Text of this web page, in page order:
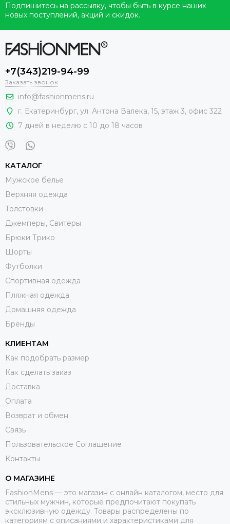
Подпишитесь на рассылку, чтобы быть в курсе наших
новых поступлений, акций и скидок.
+7(343)219-94-99
Заказать звонок
info@fashionmens.ru
г. Екатеринбург, ул. Антона Валека, 15, этаж 3, офис 322
7 дней в неделю с 10 до 18 часов
КАТАЛОГ
Мужское белье
Верхняя одежда
Толстовки
Джемперы, Свитеры
Брюки Трико
Шорты
Футболки
Спортивная одежда
Пляжная одежда
Домашняя одежда
Бренды
КЛИЕНТАМ
Как подобрать размер
Как сделать заказ
Доставка
Оплата
Возврат и обмен
Связь
Пользовательское Соглашение
Контакты
О МАГАЗИНЕ
FashionMens — это магазин с онлайн каталогом, место для
стильных мужчин, которые предпочитают покупать
эксклюзивную одежду. Товары распределены по
категориям с описаниями и характеристиками для